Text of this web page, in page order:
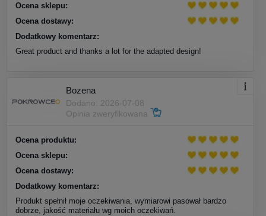
Ocena sklepu:
Ocena dostawy:
Dodatkowy komentarz:
Great product and thanks a lot for the adapted design!
Bozena
Dodano: 2026-07-08
Opinia zweryfikowana
Ocena produktu:
Ocena sklepu:
Ocena dostawy:
Dodatkowy komentarz:
Produkt spełnił moje oczekiwania, wymiarowi pasował bardzo
dobrze, jakość materiału wg moich oczekiwań.